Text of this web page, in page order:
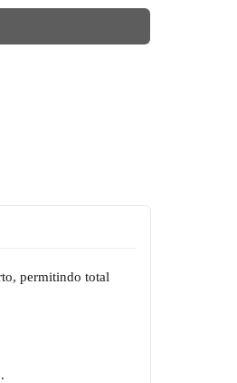
permitindo total